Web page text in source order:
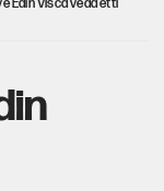
Edin Visca veda etti